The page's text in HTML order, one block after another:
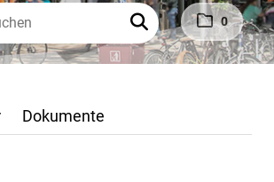
0
Dokumente